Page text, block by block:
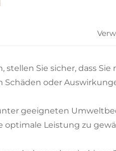
stellen Sie sicher, dass
oder
geeigneten
optimale Leistung zu